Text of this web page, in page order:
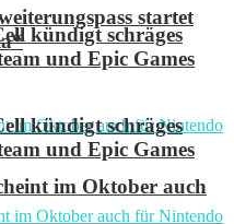
kündigt schräges
und Epic Games
im Oktober auch
startet
kündigt schräges
und Epic Games